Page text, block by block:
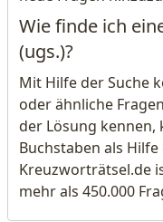
Wie finde ich
(ugs.)?
Mit Hilfe der Suche
oder ähnliche
der Lösung kennen,
Buchstaben als
Kreuzworträtsel.de
mehr als 450.000